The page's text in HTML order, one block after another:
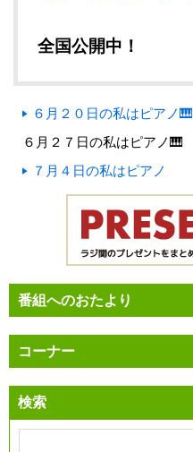
全国公開中！
６月２０日の私はピアノ🎹
６月２７日の私はピアノ🎹
７月４日の私はピアノ
番組へのおたより
コーナー
検索